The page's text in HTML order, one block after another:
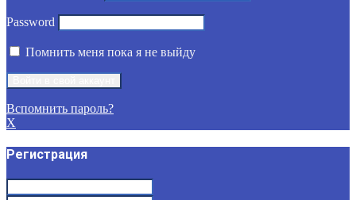
Password
Помнить меня пока я не выйду
Вспомнить пароль?
X
Регистрация